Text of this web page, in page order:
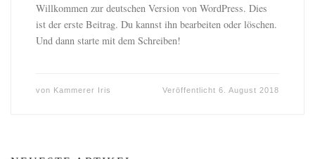
Willkommen zur deutschen Version von WordPress. Dies
ist der erste Beitrag. Du kannst ihn bearbeiten oder löschen.
Und dann starte mit dem Schreiben!
von Kammerer Iris Veröffentlicht6. August 2018